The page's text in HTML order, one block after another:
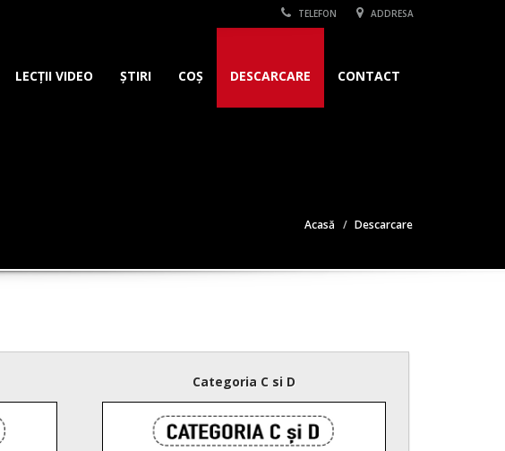
TELEFON ADDRESA
LECȚII VIDEO ȘTIRI COȘ DESCARCARE CONTACT
Acasă Descarcare
Categoria C si D